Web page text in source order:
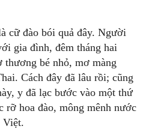
cữ đào bói quả đây. Người
gia đình, đêm tháng hai
thương bé nhỏ, mơ màng
Cách đây đã lâu rồi; cũng
y đã lạc bước vào một thứ
rỡ hoa đào, mông mênh nước
Việt.